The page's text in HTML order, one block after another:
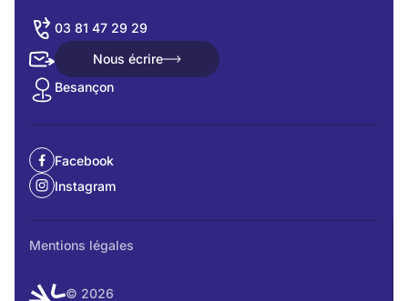
03 81 47 29 29
Nous écrire
Nous écrire
Besançon
Facebook
Instagram
© 2026
Mentions légales